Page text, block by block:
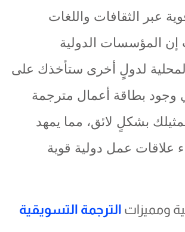
عبر الثقافات واللغات
إن المؤسسات الدولية
لدولٍ أخرى ستأخذك على
بطاقة أعمال مترجمة
بشكلٍ لائق، مما يمهد
علاقات عمل دولية قوية
ومميزاتالترجمة التسويقية